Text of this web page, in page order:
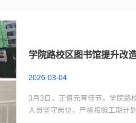
学院路校区图书馆提升改
2026-03-04
3月3日，正值元宵佳节，学院路
人员坚守岗位，严格按照工期计